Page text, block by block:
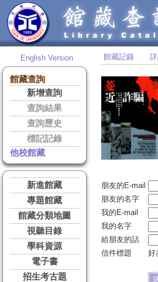
English Version
館藏查詢
新增查詢
查詢結果
查詢歷史
標記記錄
他校館藏
新進館藏
專題館藏
館藏分類地圖
視聽目錄
學科資源
電子書
招生考古題
館藏記錄 ‧
朋友的E-mail
朋友的名字
我的E-mail
我的名字
給朋友的話
信件標題
好